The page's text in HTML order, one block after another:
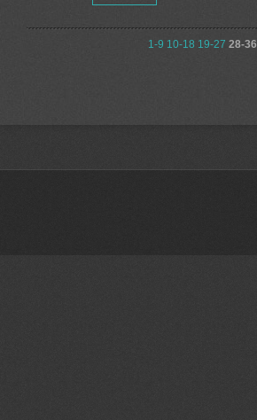
1-9 10-18 19-27 28-36